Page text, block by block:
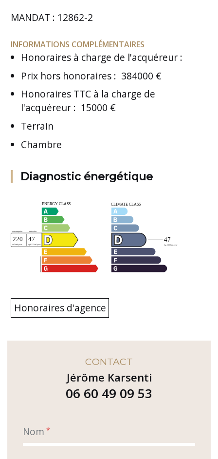
MANDAT : 12862-2
INFORMATIONS COMPLÉMENTAIRES
Honoraires à charge de l'acquéreur :
Prix hors honoraires : 384000 €
Honoraires TTC à la charge de
l'acquéreur : 15000 €
Terrain
Chambre
Diagnostic énergétique
Honoraires d'agence
CONTACT
Jérôme Karsenti
06 60 49 09 53
Nom *